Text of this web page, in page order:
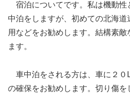
宿泊についてです。私は機動性
中泊をしますが、初めての北海道
用などをお勧めします。結構素敵
ます。
車中泊をされる方は、車に２０
の確保をお勧めします。切り傷